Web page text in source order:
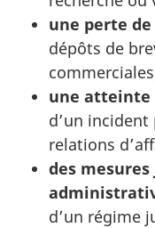
une perte
dépôts de
une atteinte
d’un
relations
des
d’un régime